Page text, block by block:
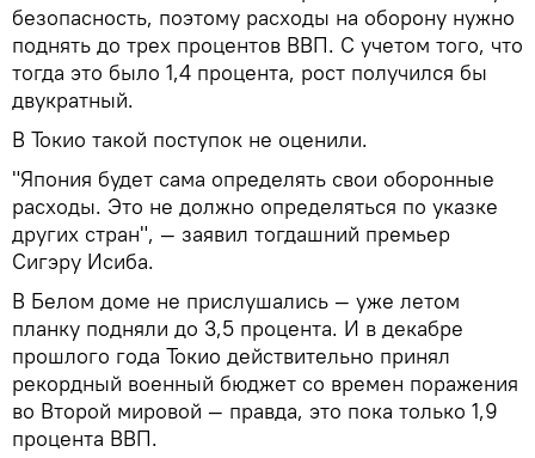
безопасность, поэтому расходы на оборону нужно
поднять до трех процентов ВВП. С учетом того, что
тогда это было 1,4 процента, рост получился бы
двукратный.
В Токио такой поступок не оценили.
"Япония будет сама определять свои оборонные
расходы. Это не должно определяться по указке
других стран", — заявил тогдашний премьер
Сигэру Исиба.
В Белом доме не прислушались — уже летом
планку подняли до 3,5 процента. И в декабре
прошлого года Токио действительно принял
рекордный военный бюджет со времен поражения
во Второй мировой — правда, это пока только 1,9
процента ВВП.